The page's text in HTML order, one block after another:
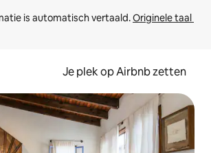
is automatisch vertaald. Originele taal
Je plek op Airbnb zetten